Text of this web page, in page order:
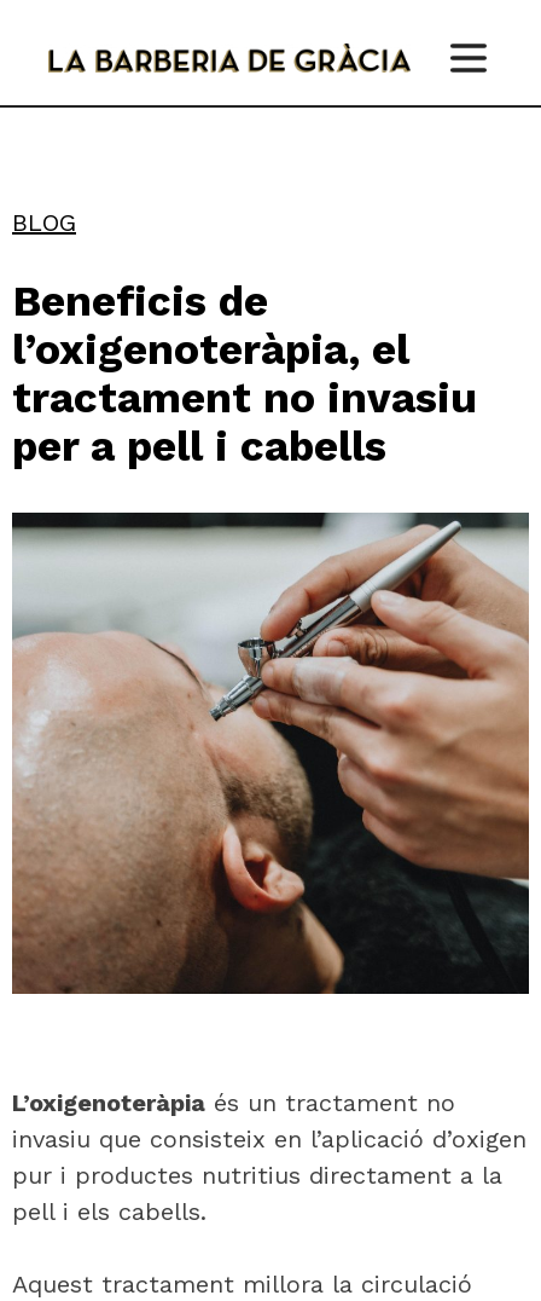
content
BLOG
Beneficis de
l’oxigenoteràpia, el
tractament no invasiu
per a pell i cabells
L’oxigenoteràpia és un tractament no
invasiu que consisteix en l’aplicació d’oxigen
pur i productes nutritius directament a la
pell i els cabells.
Aquest tractament millora la circulació